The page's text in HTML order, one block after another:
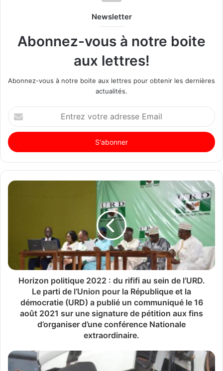
Newsletter
Abonnez-vous à notre boite
aux lettres!
Abonnez-vous à notre boite aux lettres pour obtenir les dernières
actualités.
Entrez
votre
adresse
Email
Horizon politique 2022 : du rififi au sein de l’URD.
Le parti de l’Union pour la République et la
démocratie (URD) a publié un communiqué le 16
août 2021 sur une signature de pétition aux fins
d’organiser d’une conférence Nationale
extraordinaire.